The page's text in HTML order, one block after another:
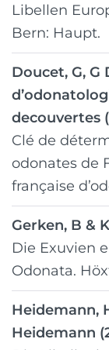
Libellen
Bern: Haupt.
Doucet, G,
decouvertes
Clé de
odonates de
française
Gerken, B &
Die Exuvien
Odonata.
Heidemann,
Heidemann